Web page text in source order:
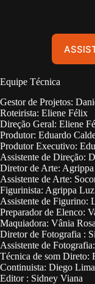
Equipe Técnica
Gestor de Projetos:
Roteirista: Eliene Félix
Direção Geral: Eliene
Produtor: Eduardo
Produtor Executivo:
Assistente de Direção:
Diretor de Arte:
Assistente de Arte:
Figurinista: Agrippa Luz
Assistente de Figurino:
Preparador de Elenco:
Maquiadora: Vânia
Diretor de Fotografia :
Assistente de
Técnica de som Direto:
Continuista: Diego Lima
Editor : Sidney Viana